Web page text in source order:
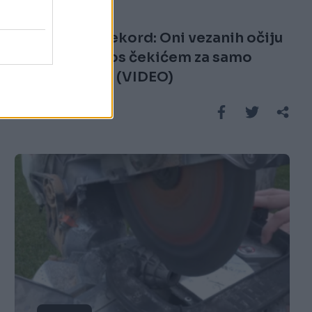
Guinnessov rekord: Oni vezanih očiju
razbijaju kokos čekićem za samo
jednu minutu! (VIDEO)